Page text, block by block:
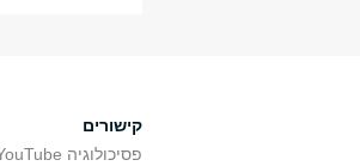
קישורים
פסיכולוגיה YouTube